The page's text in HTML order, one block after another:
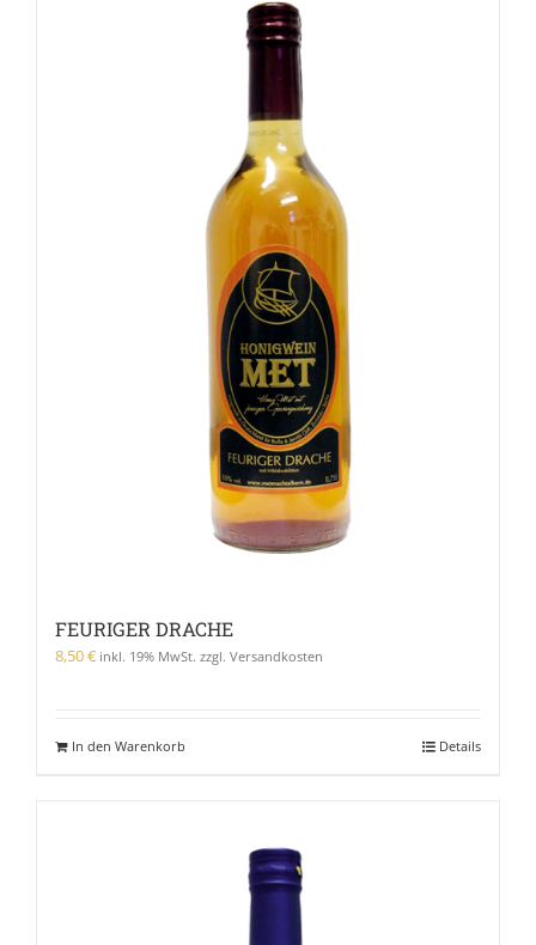
FEURIGER DRACHE
8,50€ inkl. 19% MwSt. zzgl. Versandkosten
In den Warenkorb Details